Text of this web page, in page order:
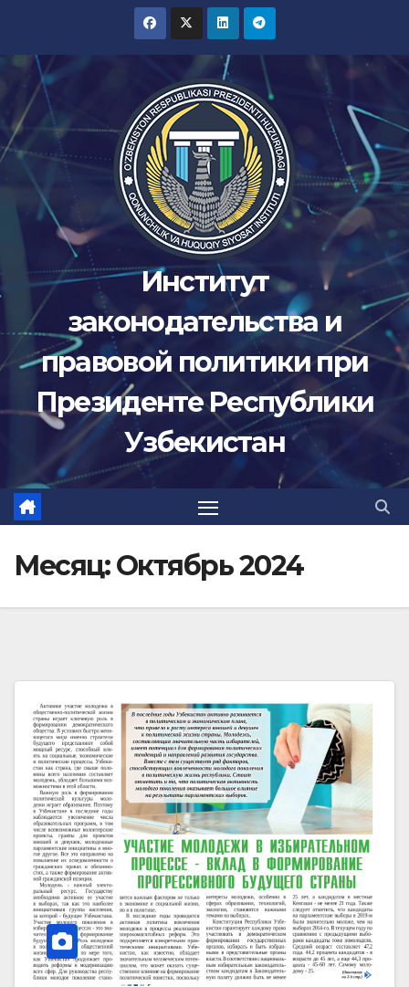
содержимому
Институт
законодательства и
правовой политики при
Президенте Республики
Узбекистан
Месяц:Октябрь 2024